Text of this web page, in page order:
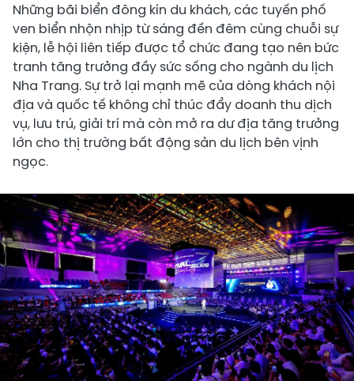
Những bãi biển đông kín du khách, các tuyến phố
ven biển nhộn nhịp từ sáng đến đêm cùng chuỗi sự
kiện, lễ hội liên tiếp được tổ chức đang tạo nên bức
tranh tăng trưởng đầy sức sống cho ngành du lịch
Nha Trang. Sự trở lại mạnh mẽ của dòng khách nội
địa và quốc tế không chỉ thúc đẩy doanh thu dịch
vụ, lưu trú, giải trí mà còn mở ra dư địa tăng trưởng
lớn cho thị trường bất động sản du lịch bên vịnh
ngọc.